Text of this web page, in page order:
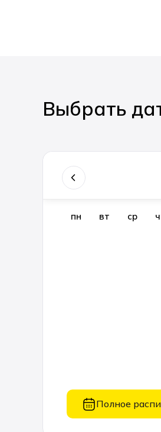
Выбрать
пн вт ср
Полное